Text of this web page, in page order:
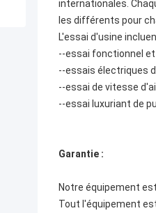
internationales.
les différents pour
L'essai d'usine
--essai fonctionnel
--essais électriques
--essai de vitesse
--essai luxuriant de
Garantie :
Notre équipement
Tout l'équipement